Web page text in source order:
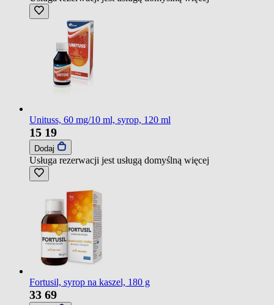
Unituss, 60 mg/10 ml, syrop, 120 ml
15 19
Dodaj
Usługa rezerwacji jest usługą domyślną więcej
Fortusil, syrop na kaszel, 180 g
33 69